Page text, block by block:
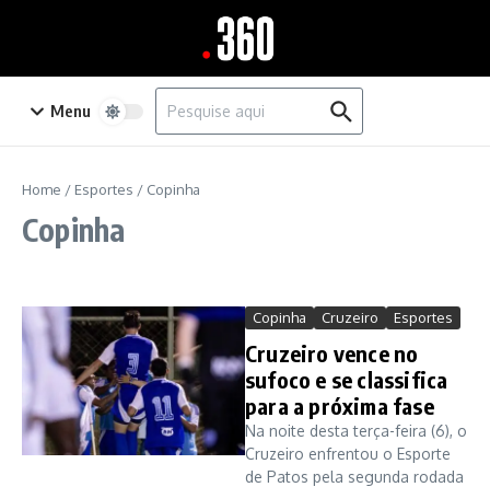
Menu
Procurar por:
Home / Esportes / Copinha
Copinha
Copinha Cruzeiro Esportes
Cruzeiro vence no
sufoco e se classifica
para a próxima fase
Na noite desta terça-feira (6), o
Cruzeiro enfrentou o Esporte
de Patos pela segunda rodada